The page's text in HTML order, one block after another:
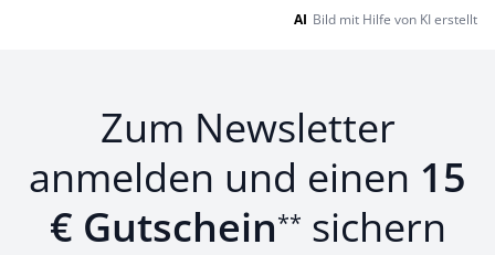
AI Bild mit Hilfe von KI erstellt
Zum Newsletter
anmelden und einen 15
€ Gutschein** sichern